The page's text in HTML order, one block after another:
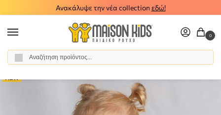
Ανακάλυψε την νέα collection εδώ!
0
Αρχική σελίδα / Κορίτσι / Ρούχα